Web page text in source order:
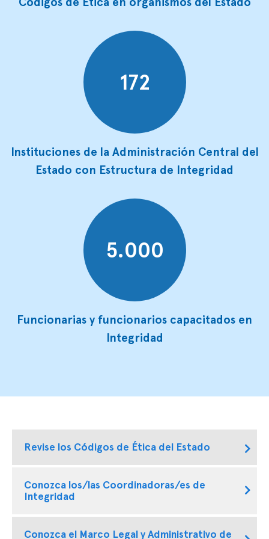
172
Instituciones de la Administración Central del
Estado con Estructura de Integridad
5.000
Funcionarias y funcionarios capacitados en
Integridad
Revise los Códigos de Ética del Estado
Ver Códigos de Ética de servicios del Estado
Conozca los/las Coordinadoras/es de
Integridad
Ver Listado de Coordinadores de Integridad
Conozca el Marco Legal y Administrativo de